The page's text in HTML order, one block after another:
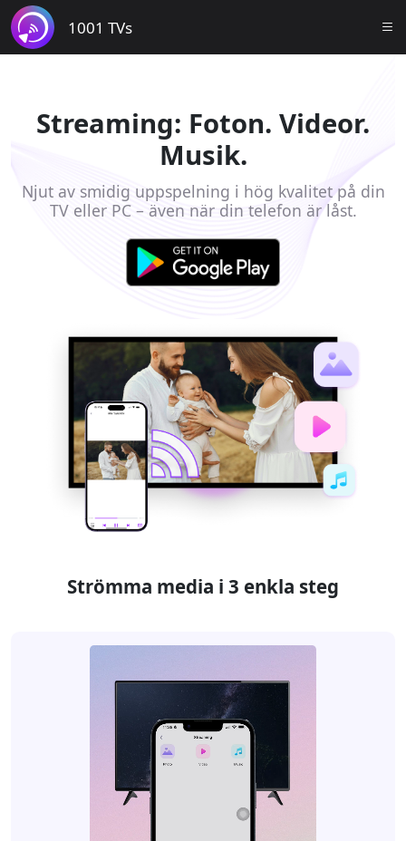
1001 TVs
Streaming: Foton. Videor.
Musik.
Njut av smidig uppspelning i hög kvalitet på din
TV eller PC – även när din telefon är låst.
Strömma media i 3 enkla steg